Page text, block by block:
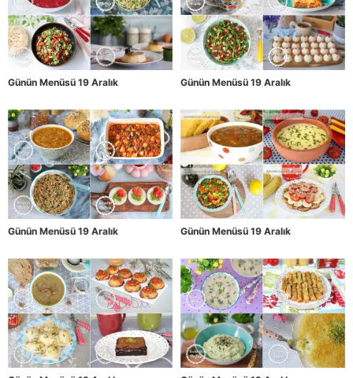
Günün Menüsü 19 Aralık Günün Menüsü 19 Aralık
Günün Menüsü 19 Aralık Günün Menüsü 19 Aralık